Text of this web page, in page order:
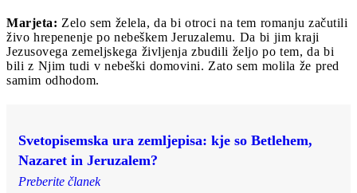
Marjeta: Zelo sem želela, da bi otroci na tem romanju začutili
živo hrepenenje po nebeškem Jeruzalemu. Da bi jim kraji
Jezusovega zemeljskega življenja zbudili željo po tem, da bi
bili z Njim tudi v nebeški domovini. Zato sem molila že pred
samim odhodom.
Svetopisemska ura zemljepisa: kje so Betlehem,
Nazaret in Jeruzalem?
Preberite članek